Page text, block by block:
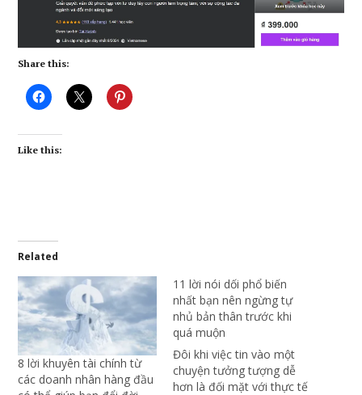
Share this:
Like this:
Related
8 lời khuyên tài chính từ
các doanh nhân hàng đầu
11 lời nói dối phổ biến
nhất bạn nên ngừng tự
nhủ bản thân trước khi
quá muộn
Đôi khi việc tin vào một
chuyện tưởng tượng dễ
hơn là đối mặt với thực tế